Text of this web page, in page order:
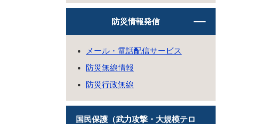
防災情報発信
メール・電話配信サービス
防災無線情報
防災行政無線
国民保護（武力攻撃・大規模テロ